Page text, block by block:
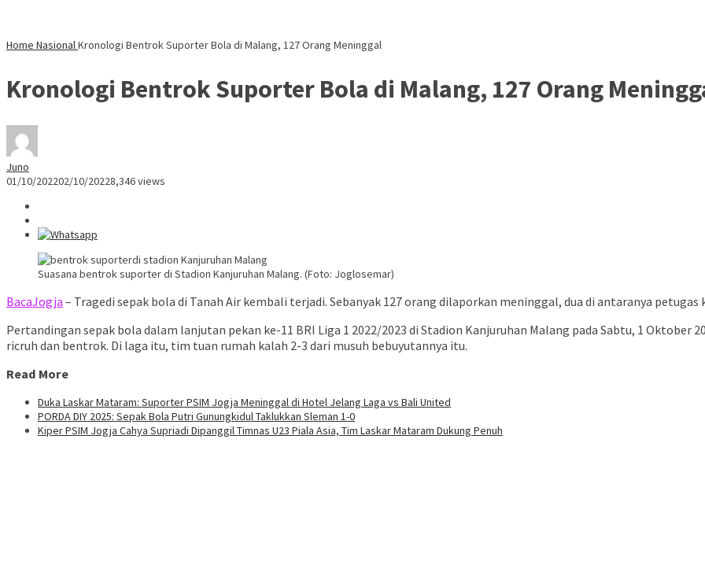
Home NasionalKronologi Bentrok Suporter Bola di Malang, 127 Orang Meninggal
Kronologi Bentrok Suporter Bola di Malang, 127 Orang
Juno
01/10/202202/10/20228,346 views
Suasana bentrok suporter di Stadion Kanjuruhan Malang. (Foto: Joglosemar)
BacaJogja – Tragedi sepak bola di Tanah Air kembali terjadi. Sebanyak 127 orang dilaporkan meninggal, dua di antaranya petugas
Pertandingan sepak bola dalam lanjutan pekan ke-11 BRI Liga 1 2022/2023 di Stadion Kanjuruhan Malang pada Sabtu, 1 Oktober
ricruh dan bentrok. Di laga itu, tim tuan rumah kalah 2-3 dari musuh bebuyutannya itu.
Read More
Duka Laskar Mataram: Suporter PSIM Jogja Meninggal di Hotel Jelang Laga vs Bali United
PORDA DIY 2025: Sepak Bola Putri Gunungkidul Taklukkan Sleman 1-0
Kiper PSIM Jogja Cahya Supriadi Dipanggil Timnas U23 Piala Asia, Tim Laskar Mataram Dukung Penuh